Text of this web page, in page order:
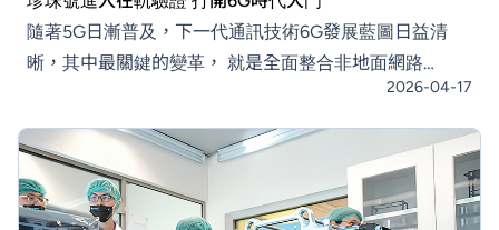
隨著5G日漸普及，下一代通訊技術6G發展藍圖日益清
晰，其中最關鍵的變革， 就是全面整合非地面網路
（NTN），讓網路服務不再受限於地面基地台布建廣
度，即便在空中、海上、偏遠地區也能順暢通訊。能實現
這項願景的關鍵技術，就是低軌道衛星通訊。驗證技術，
為6G時代預做準備面對6G時代即將到來，鴻海研究院新
世代通訊研究所（簡稱通訊所）啟動「珍珠號」衛星計
2026-04-17